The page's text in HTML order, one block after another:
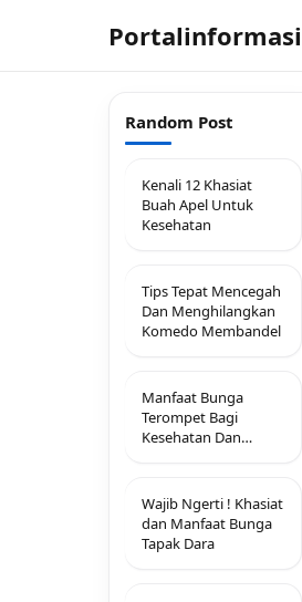
Portalinformasi
Random Post
Kenali 12 Khasiat
Buah Apel Untuk
Kesehatan
Tips Tepat Mencegah
Dan Menghilangkan
Komedo Membandel
Manfaat Bunga
Terompet Bagi
Kesehatan Dan
Wajib Ngerti ! Khasiat
dan Manfaat Bunga
Tapak Dara